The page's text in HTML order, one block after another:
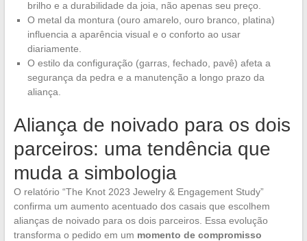
brilho e a durabilidade da joia, não apenas seu preço.
O metal da montura (ouro amarelo, ouro branco, platina)
influencia a aparência visual e o conforto ao usar
diariamente.
O estilo da configuração (garras, fechado, pavê) afeta a
segurança da pedra e a manutenção a longo prazo da
aliança.
Aliança de noivado para os dois
parceiros: uma tendência que
muda a simbologia
O relatório “The Knot 2023 Jewelry & Engagement Study”
confirma um aumento acentuado dos casais que escolhem
alianças de noivado para os dois parceiros. Essa evolução
transforma o pedido em um momento de compromisso